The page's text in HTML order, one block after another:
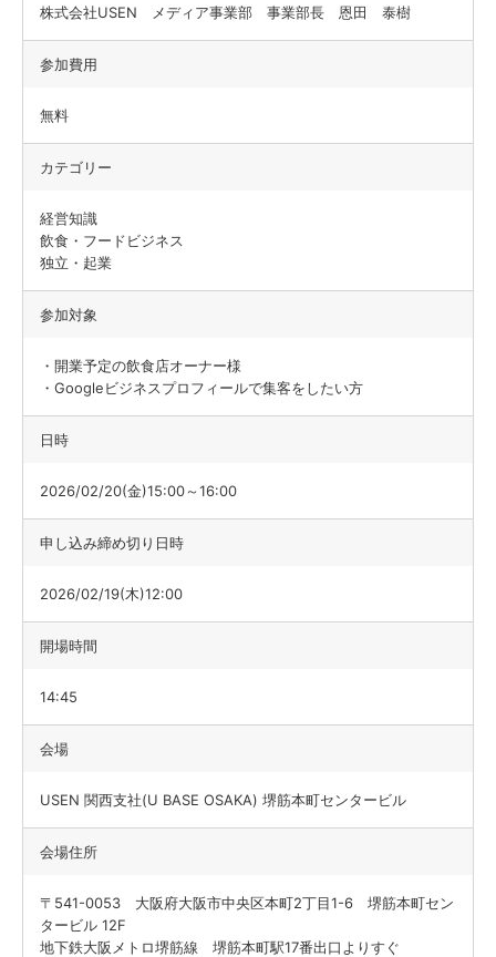
株式会社USEN メディア事業部 事業部長 恩田 泰樹
参加費用
無料
カテゴリー
経営知識
飲食・フードビジネス
独立・起業
参加対象
・開業予定の飲食店オーナー様
・Googleビジネスプロフィールで集客をしたい方
日時
2026/02/20(金)15:00～16:00
申し込み締め切り日時
2026/02/19(木)12:00
開場時間
14:45
会場
USEN 関西支社(U BASE OSAKA) 堺筋本町センタービル
会場住所
〒541-0053 大阪府大阪市中央区本町2丁目1-6 堺筋本町セン
タービル 12F
地下鉄大阪メトロ堺筋線 堺筋本町駅17番出口よりすぐ